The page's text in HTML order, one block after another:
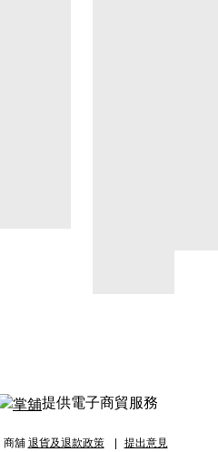
提供電子商貿服務
商舖 退貨及退款政策 提出意見